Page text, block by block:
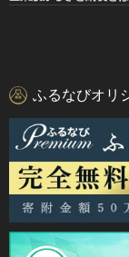
ふるなびオリ